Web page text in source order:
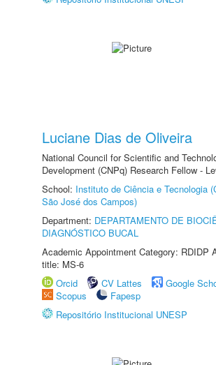
Luciane Dias de Oliveira
National Council for Scientific and
Development (CNPq) Research Fellow -
School: Instituto de Ciência e Tecnologia
São José dos Campos)
Department: DEPARTAMENTO DE
DIAGNÓSTICO BUCAL
Academic Appointment Category: RDIDP
title: MS-6
Orcid
CV Lattes
Google
Scopus
Fapesp
Repositório Institucional UNESP